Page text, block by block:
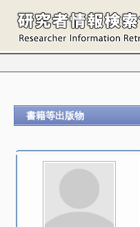
書籍等出版物